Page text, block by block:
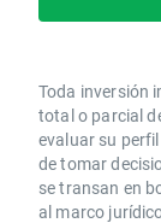
Toda inversión
total o parcial
evaluar su
de tomar
se transan en
al marco